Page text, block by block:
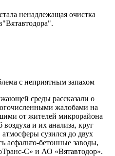
ненадлежащая очистка
среды рассказали о
жалобами на
от жителей микрорайона
и их анализа, круг
сузился до двух
асфальто-бетонные заводы,
С» и АО «Вятавтодор».